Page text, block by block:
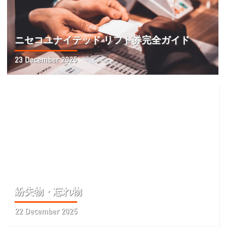
ニセコユナイテッド リフト券完全ガイド
23 December 2025
紛失物・忘れ物
22 December 2025